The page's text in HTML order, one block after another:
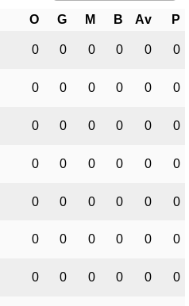
O G M B Av
P
0 0 0 0 0 0
0 0 0 0 0 0
0 0 0 0 0 0
0 0 0 0 0 0
0 0 0 0 0 0
0 0 0 0 0 0
0 0 0 0 0 0